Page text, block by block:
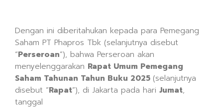
Dengan ini diberitahukan kepada para Pemegang
Saham PT Phapros Tbk (selanjutnya disebut
“Perseroan”), bahwa Perseroan akan
menyelenggarakan Rapat Umum Pemegang
Saham Tahunan Tahun Buku 2025 (selanjutnya
disebut “Rapat”), di Jakarta pada hari Jumat,
tanggal